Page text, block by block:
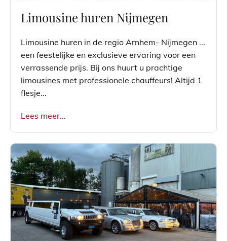
Limousine huren Nijmegen
Limousine huren in de regio Arnhem- Nijmegen ...
een feestelijke en exclusieve ervaring voor een
verrassende prijs. Bij ons huurt u prachtige
limousines met professionele chauffeurs! Altijd 1
flesje...
Lees meer...